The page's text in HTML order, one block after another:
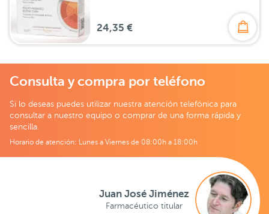
24,35 €
Consulta y compra por teléfono
Si lo deseas puedes utilizar nuestra atención telefónica para
consultar a nuestro equipo o comprar de una forma rápida y
sencilla.
Horario de atención: Lunes a Viernes de 08:00h a 18:00h
Juan José Jiménez
Farmacéutico titular